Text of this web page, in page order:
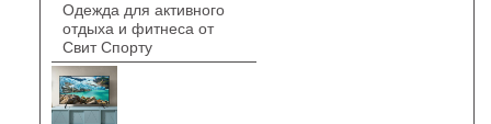
Одежда для активного
отдыха и фитнеса от
Свит Спорту